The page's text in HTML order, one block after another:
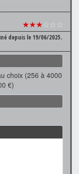
★★★☆☆☆
depuis le 19/06/2025.
choix (256 à 4000
€)